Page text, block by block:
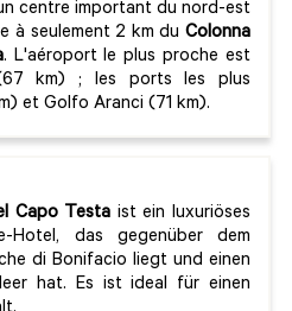
centre important du nord-est
à seulement 2 km du Colonna
. L'aéroport le plus proche est
(67 km) ; les ports les plus
et Golfo Aranci (71 km).
Capo Testa ist ein luxuriöses
Hotel, das gegenüber dem
di Bonifacio liegt und einen
hat. Es ist ideal für einen